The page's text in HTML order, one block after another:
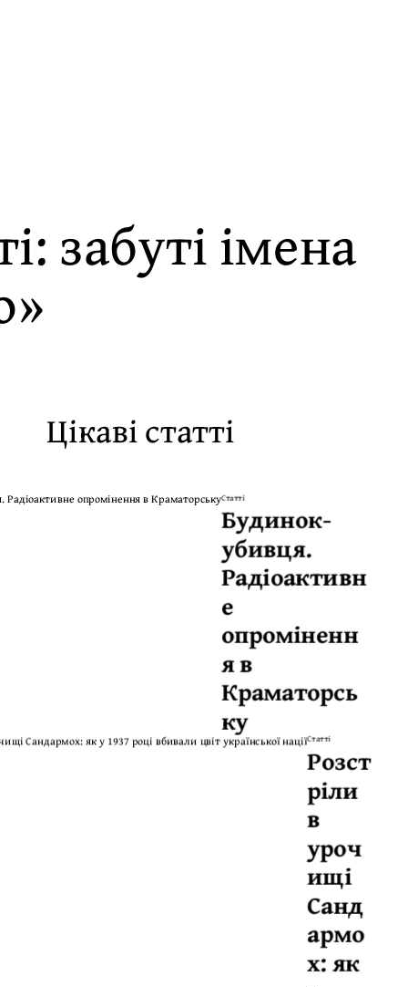
забуті імена
Цікаві статті
Статті
Будинок-
убивця.
Радіоактивн
е
опроміненн
я в
Краматорсь
ку
Статті
Розст
ріли
в
уроч
ищі
Санд
армо
х: як